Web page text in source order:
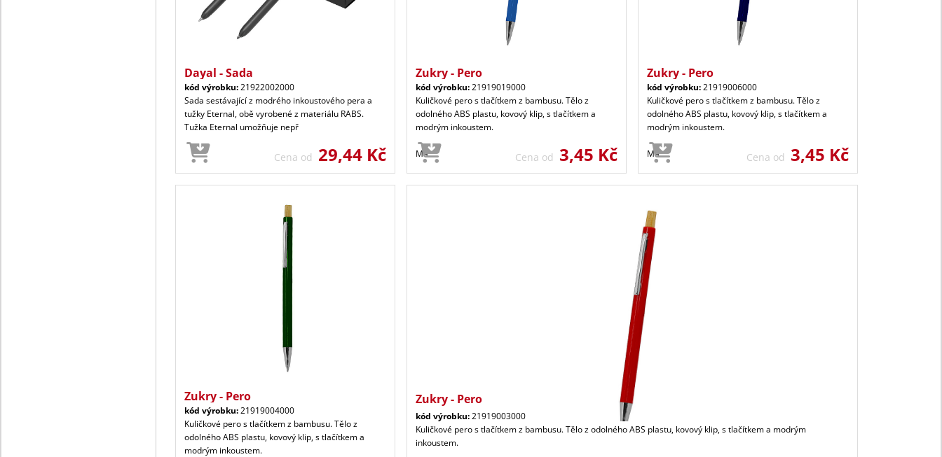
Dayal - Sada
kód výrobku:21922002000
Sada sestávající z modrého inkoustového pera a
tužky Eternal, obě vyrobené z materiálu RABS.
Tužka Eternal umožňuje nepř
Cena od 29,44 Kč
Zukry - Pero
kód výrobku:21919019000
Kuličkové pero s tlačítkem z bambusu. Tělo z
odolného ABS plastu, kovový klip, s tlačítkem a
modrým inkoustem.
Ma Cena od 3,45 Kč
Zukry - Pero
kód výrobku:21919006000
Kuličkové pero s tlačítkem z bambusu. Tělo z
odolného ABS plastu, kovový klip, s tlačítkem a
modrým inkoustem.
Ma Cena od 3,45 Kč
Zukry - Pero
kód výrobku:21919004000
Kuličkové pero s tlačítkem z bambusu. Tělo z
odolného ABS plastu, kovový klip, s tlačítkem a
modrým inkoustem.
Zukry - Pero
kód výrobku:21919003000
Kuličkové pero s tlačítkem z bambusu. Tělo z odolného ABS plastu, kovový klip, s tlačítkem a modrým
inkoustem.